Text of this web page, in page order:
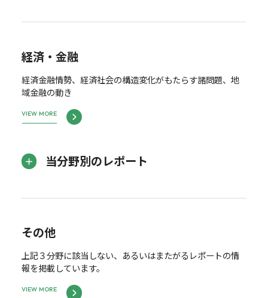
経済・金融
経済金融情勢、経済社会の構造変化がもたらす諸問題、地
域金融の動き
VIEW MORE
当分野別のレポート
その他
上記３分野に該当しない、あるいはまたがるレポートの情
報を掲載しています。
VIEW MORE